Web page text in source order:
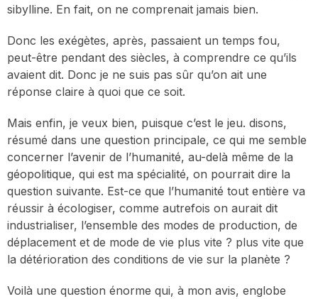
sibylline. En fait, on ne comprenait jamais bien.
Donc les exégètes, après, passaient un temps fou,
peut-être pendant des siècles, à comprendre ce qu’ils
avaient dit. Donc je ne suis pas sûr qu’on ait une
réponse claire à quoi que ce soit.
Mais enfin, je veux bien, puisque c’est le jeu. disons,
résumé dans une question principale, ce qui me semble
concerner l’avenir de l’humanité, au-delà même de la
géopolitique, qui est ma spécialité, on pourrait dire la
question suivante. Est-ce que l’humanité tout entière va
réussir à écologiser, comme autrefois on aurait dit
industrialiser, l’ensemble des modes de production, de
déplacement et de mode de vie plus vite ? plus vite que
la détérioration des conditions de vie sur la planète ?
Voilà une question énorme qui, à mon avis, englobe